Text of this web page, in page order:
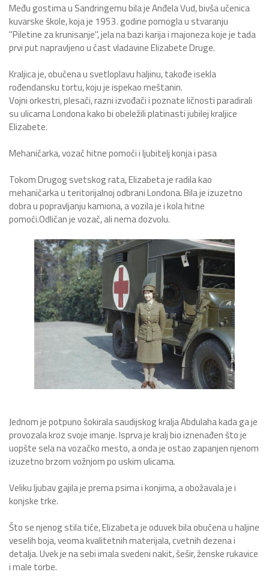
Među gostima u Sandringemu bila je Anđela Vud, bivša učenica
kuvarske škole, koja je 1953. godine pomogla u stvaranju
"Piletine za krunisanje", jela na bazi karija i majoneza koje je tada
prvi put napravljeno u čast vladavine Elizabete Druge.
Kraljica je, obučena u svetloplavu haljinu, takođe isekla
rođendansku tortu, koju je ispekao meštanin.
Vojni orkestri, plesači, razni izvođači i poznate ličnosti paradirali
su ulicama Londona kako bi obeležili platinasti jubilej kraljice
Elizabete.
Mehaničarka, vozač hitne pomoći i ljubitelj konja i pasa
Tokom Drugog svetskog rata, Elizabeta je radila kao
mehaničarka u teritorijalnoj odbrani Londona. Bila je izuzetno
dobra u popravljanju kamiona, a vozila je i kola hitne
pomoći.Odličan je vozač, ali nema dozvolu.
Jednom je potpuno šokirala saudijskog kralja Abdulaha kada ga je
provozala kroz svoje imanje. Isprva je kralj bio iznenađen što je
uopšte sela na vozačko mesto, a onda je ostao zapanjen njenom
izuzetno brzom vožnjom po uskim ulicama.
Veliku ljubav gajila je prema psima i konjima, a obožavala je i
konjske trke.
Što se njenog stila tiče, Elizabeta je oduvek bila obučena u haljine
veselih boja, veoma kvalitetnih materijala, cvetnih dezena i
detalja. Uvek je na sebi imala svedeni nakit, šešir, ženske rukavice
i male torbe.